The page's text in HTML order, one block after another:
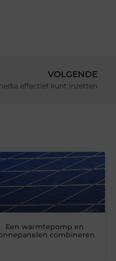
VOLGENDE
effectief kunt inzetten
Een warmtepomp en
combineren